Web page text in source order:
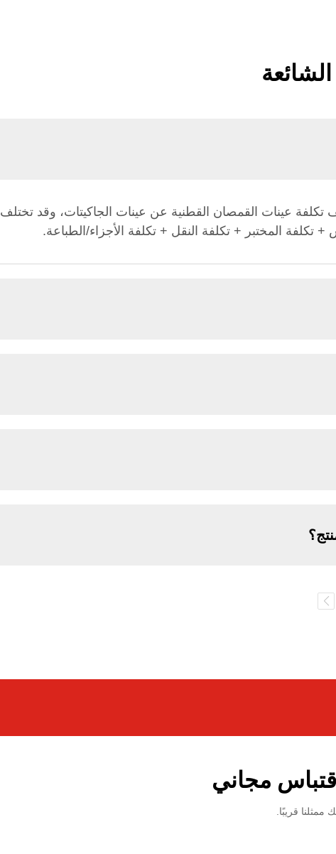
الشائعة
عينات القمصان القطنية عن عينات الجاكيتات، وقد تختلف
تكلفة المختبر + تكلفة النقل + تكلفة الأجزاء/الطباعة.
مجاني
قريبًا.